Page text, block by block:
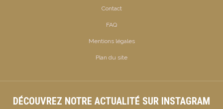
Contact
FAQ
Mentions légales
Plan du site
DÉCOUVREZ NOTRE ACTUALITÉ SUR INSTAGRAM